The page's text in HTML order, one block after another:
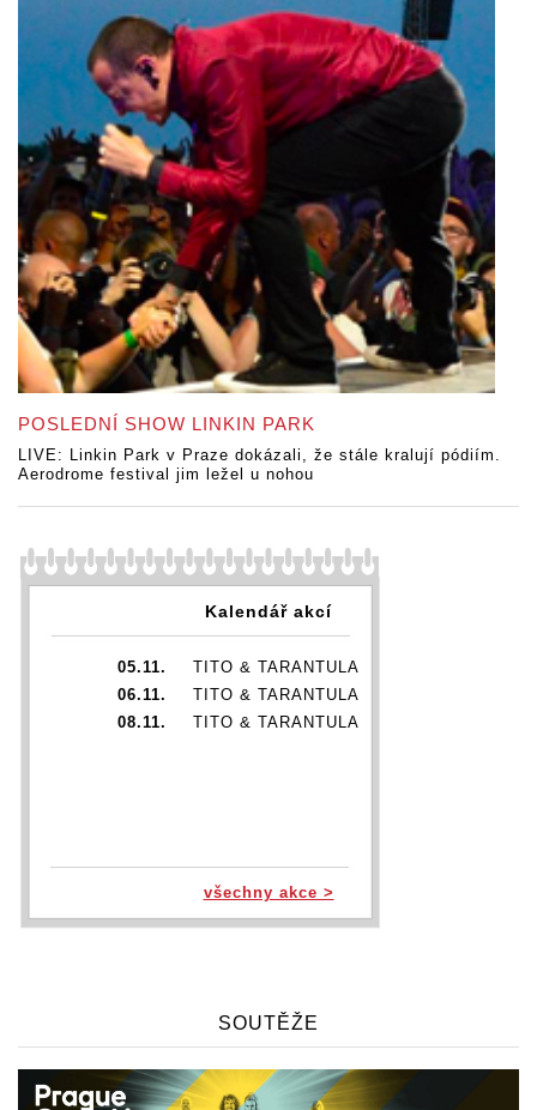
POSLEDNÍ SHOW LINKIN PARK
LIVE: Linkin Park v Praze dokázali, že stále kralují pódiím.
Aerodrome festival jim ležel u nohou
Kalendář akcí
05.11.
TITO & TARANTULA
06.11.
TITO & TARANTULA
08.11.
TITO & TARANTULA
všechny akce >
SOUTĚŽE